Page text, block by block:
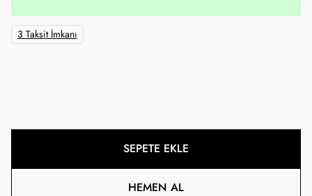
3 Taksit İmkanı
SEPETE EKLE
HEMEN AL